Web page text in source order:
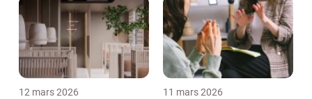
12 mars 2026 11 mars 2026